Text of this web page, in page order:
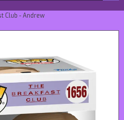
Club - Andrew